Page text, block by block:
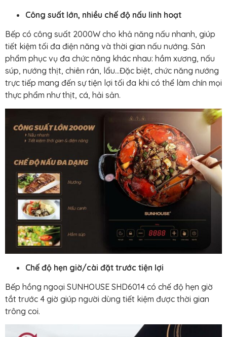
Công suất lớn, nhiều chế độ nấu linh hoạt
Bếp có công suất 2000W cho khả năng nấu nhanh, giúp
tiết kiệm tối đa điện năng và thời gian nấu nướng. Sản
phẩm phục vụ đa chức năng khác nhau: hầm xương, nấu
súp, nướng thịt, chiên rán, lẩu…Đặc biệt, chức năng nướng
trực tiếp mang đến sự tiện lợi tối đa khi có thể làm chín mọi
thực phẩm như thịt, cá, hải sản.
Chế độ hẹn giờ/cài đặt trước tiện lợi
Bếp hồng ngoại SUNHOUSE SHD6014 có chế độ hẹn giờ
tắt trước 4 giờ giúp người dùng tiết kiệm được thời gian
trông coi.